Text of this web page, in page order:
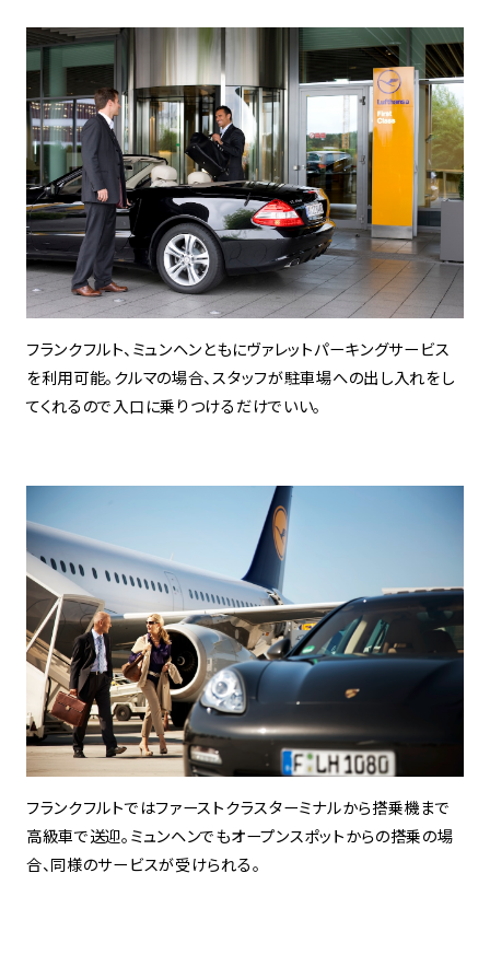
フランクフルト、ミュンヘンともにヴァレットパーキングサービス
を利用可能。クルマの場合、スタッフが駐車場への出し入れをし
てくれるので入口に乗りつけるだけでいい。
フランクフルトではファーストクラスターミナルから搭乗機まで
高級車で送迎。ミュンヘンでもオープンスポットからの搭乗の場
合、同様のサービスが受けられる。